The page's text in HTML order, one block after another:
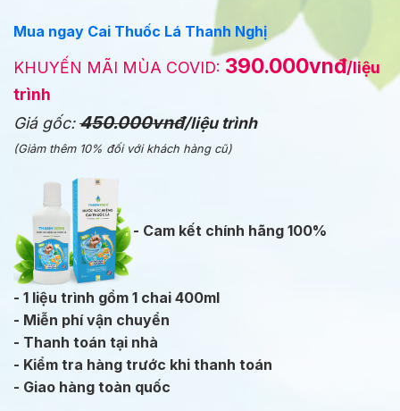
Mua ngay Cai Thuốc Lá Thanh Nghị
KHUYẾN MÃI MÙA COVID: 390.000vnđ/liệu
trình
Giá gốc:450.000vnđ/liệu trình
(Giảm thêm 10% đối với khách hàng cũ)
- Cam kết chính hãng 100%
- 1 liệu trình gồm 1 chai 400ml
- Miễn phí vận chuyển
- Thanh toán tại nhà
- Kiểm tra hàng trước khi thanh toán
- Giao hàng toàn quốc